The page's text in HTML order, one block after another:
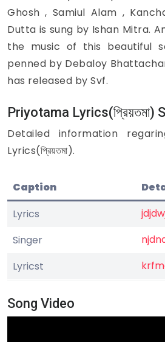
Ghosh , Samiul Alam ,
Dutta is sung by Ishan Mitra.
the music of this beautiful
penned by Debaloy
has released by Svf.
Priyotama Lyrics(প্রিয়তমা)
Detailed information
Lyrics(প্রিয়তমা).
Caption
Lyrics
Singer
Lyricst
Song Video